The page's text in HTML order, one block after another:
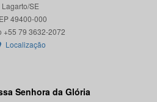
Lagarto/SE
49400-000
Localização
Senhora da Glória